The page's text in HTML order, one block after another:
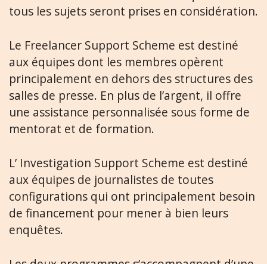
tous les sujets seront prises en considération.
Le Freelancer Support Scheme est destiné
aux équipes dont les membres opèrent
principalement en dehors des structures des
salles de presse. En plus de l’argent, il offre
une assistance personnalisée sous forme de
mentorat et de formation.
L’ Investigation Support Scheme est destiné
aux équipes de journalistes de toutes
configurations qui ont principalement besoin
de financement pour mener à bien leurs
enquêtes.